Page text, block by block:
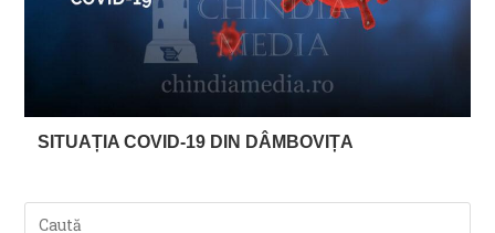
SITUAȚIA COVID-19 DIN DÂMBOVIȚA